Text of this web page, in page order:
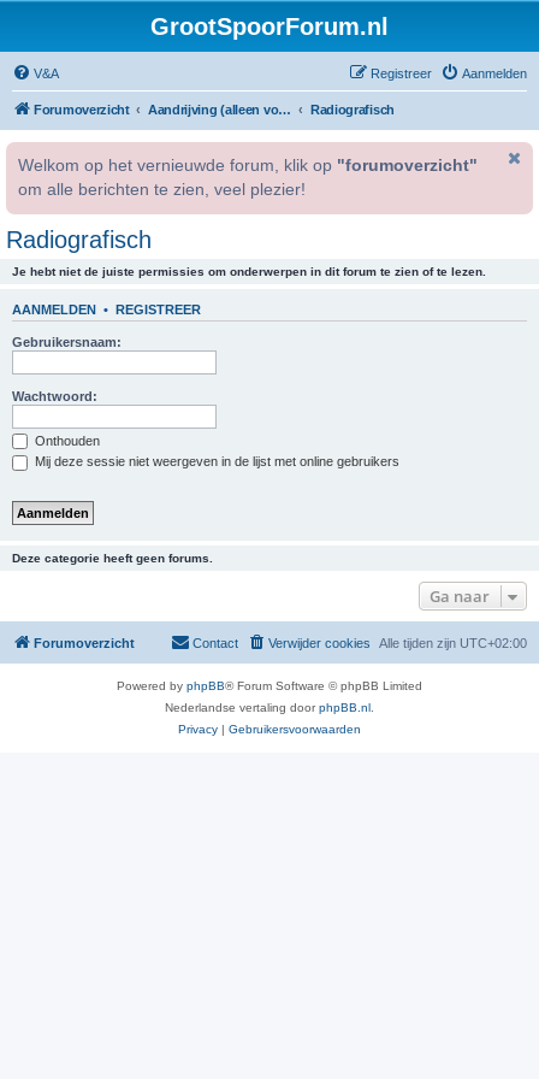
GrootSpoorForum.nl
V&A Aanmelden
Registreer
Forumoverzicht Aandrijving (alleen voor geregistreerde gebruikers). Radiografisch
Welkom op het vernieuwde forum, klik op "forumoverzicht"
om alle berichten te zien, veel plezier!
Radiografisch
Je hebt niet de juiste permissies om onderwerpen in dit forum te zien of te lezen.
AANMELDEN • REGISTREER
Gebruikersnaam:
Wachtwoord:
Onthouden
Mij deze sessie niet weergeven in de lijst met online gebruikers
Deze categorie heeft geen forums.
Ga naar
Forumoverzicht Alle tijden zijn UTC+02:00
Verwijder cookies
Contact
Powered by phpBB® Forum Software © phpBB Limited
Nederlandse vertaling doorphpBB.nl
Privacy | Gebruikersvoorwaarden